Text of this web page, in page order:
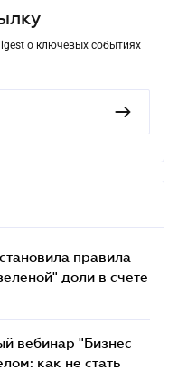
о ключевых событиях
правила
доли в счете
вебинар "Бизнес
как не стать